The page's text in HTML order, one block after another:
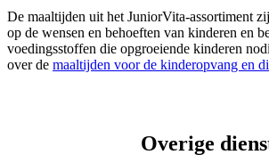
De maaltijden uit het JuniorVita-assortiment
op de wensen en behoeften van kinderen en
voedingsstoffen die opgroeiende kinderen
over de maaltijden voor de kinderopvang en
Overige